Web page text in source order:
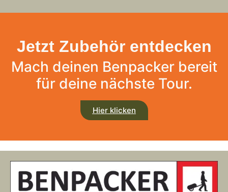
Jetzt Zubehör entdecken
Mach deinen Benpacker bereit
für deine nächste Tour.
Hier klicken